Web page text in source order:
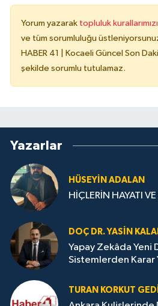
Yorum yazarak topluluk kurallarımızı
ve tüm sorumluluğu
HABER 41 | Kocaeli Güncel Son
şekilde sorumlu tutulamaz.
Yazarlar
HÜSEYIN ADALAN
HİÇLERİN HAYATI
DOÇ DR. YASIN
Yapay Zekâda Yeni
Sistemlerden Karar
TURAN KORKUT